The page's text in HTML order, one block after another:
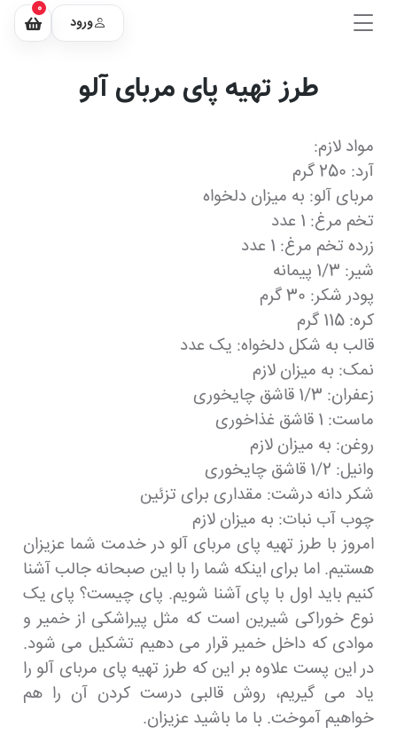
ورود
0
طرز تهیه پای مربای آلو
مواد لازم:
آرد: 250 گرم
مربای آلو: به میزان دلخواه
تخم مرغ: 1 عدد
زرده تخم مرغ: 1 عدد
شیر: 1/3 پیمانه
پودر شکر: 30 گرم
کره: 115 گرم
قالب به شکل دلخواه: یک عدد
نمک: به میزان لازم
زعفران: 1/3 قاشق چایخوری
ماست: 1 قاشق غذاخوری
روغن: به میزان لازم
وانیل: 1/2 قاشق چایخوری
شکر دانه درشت: مقداری برای تزئین
چوب آب نبات: به میزان لازم
امروز با طرز تهیه پای مربای آلو در خدمت شما عزیزان
هستیم. اما برای اینکه شما را با این صبحانه جالب آشنا
کنیم باید اول با پای آشنا شویم. پای چیست؟ پای یک
نوع خوراکی شیرین است که مثل پیراشکی از خمیر و
موادی که داخل خمیر قرار می دهیم تشکیل می شود.
در این پست علاوه بر این که طرز تهیه پای مربای آلو را
یاد می گیریم، روش قالبی درست کردن آن را هم
خواهیم آموخت. با ما باشید عزیزان.